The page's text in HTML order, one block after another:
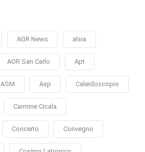
AGR News alsia
AOR San Carlo Apt
ASM Asp Caleidoscopio
Carmine Cicala
Concerto Convegno